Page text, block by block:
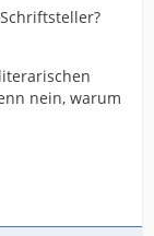
nein, warum